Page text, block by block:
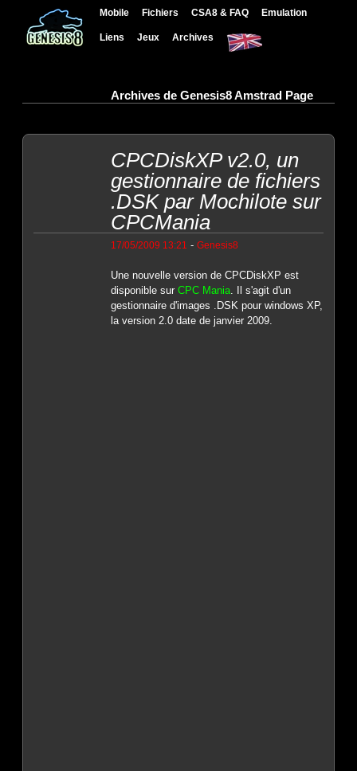
Mobile Fichiers CSA8 & FAQ Emulation
Liens Jeux Archives
Archives de Genesis8 Amstrad Page
CPCDiskXP v2.0, un
gestionnaire de fichiers
.DSK par Mochilote sur
CPCMania
17/05/2009 13:21 - Genesis8
Une nouvelle version de CPCDiskXP est
disponible sur CPC Mania. Il s'agit d'un
gestionnaire d'images .DSK pour windows XP,
la version 2.0 date de janvier 2009.